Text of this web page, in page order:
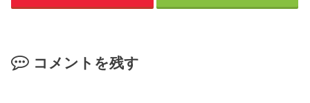
コメントを残す